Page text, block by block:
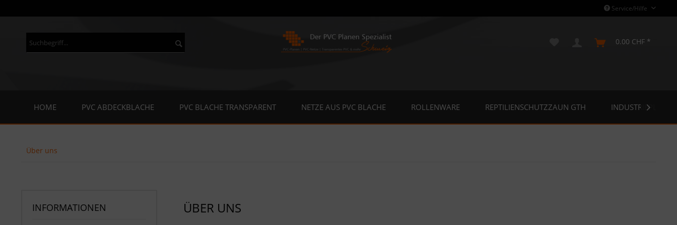
Service/Hilfe
0.00 CHF *
HOME PVC ABDECKBLACHE PVC BLACHE TRANSPARENT NETZE AUS PVC BLACHE ROLLENWARE REPTILIENSCHUTZZAUN GTH INDUSTRIEPLANE

Über uns
INFORMATIONEN ÜBER UNS